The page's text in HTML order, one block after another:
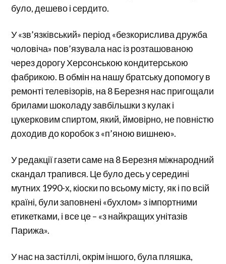
було, дешево і сердито.
У «зв’язківський» період «безкорислива дружба
чоловіча» пов’язувала нас із розташованою
через дорогу Херсонською кондитерською
фабрикою. В обмін на нашу братську допомогу в
ремонті телевізорів, на 8 Березня нас пригощали
брилами шоколаду завбільшки з кулак і
цукерковим спиртом, який, ймовірно, не повністю
доходив до коробок з «п’яною вишнею».
У редакції газети саме на 8 Березня міжнародний
скандал трапився. Це було десь у середині
мутних 1990-х, кіоски по всьому місту, як і по всій
країні, були заповнені «бухлом» з імпортними
етикетками, і все це – «з найкращих унітазів
Парижа».
У нас на застіллі, окрім іншого, була пляшка,